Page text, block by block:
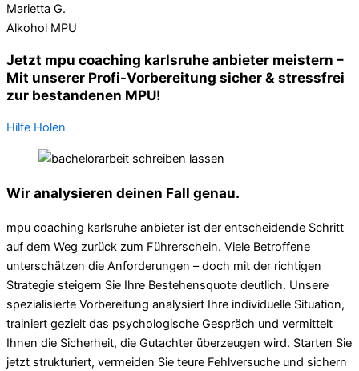
Marietta G.
Alkohol MPU
Jetzt mpu coaching karlsruhe anbieter meistern –
Mit unserer Profi-Vorbereitung sicher & stressfrei
zur bestandenen MPU!
Hilfe Holen
Wir analysieren deinen Fall genau.
mpu coaching karlsruhe anbieter ist der entscheidende Schritt
auf dem Weg zurück zum Führerschein. Viele Betroffene
unterschätzen die Anforderungen – doch mit der richtigen
Strategie steigern Sie Ihre Bestehensquote deutlich. Unsere
spezialisierte Vorbereitung analysiert Ihre individuelle Situation,
trainiert gezielt das psychologische Gespräch und vermittelt
Ihnen die Sicherheit, die Gutachter überzeugen wird. Starten Sie
jetzt strukturiert, vermeiden Sie teure Fehlversuche und sichern